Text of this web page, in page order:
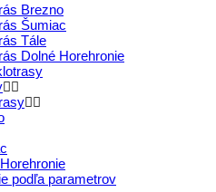
Brezno
Šumiac
Tále
Dolné Horehronie
podľa parametrov